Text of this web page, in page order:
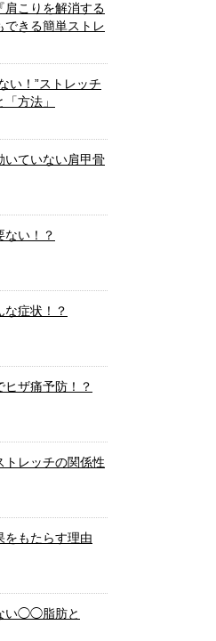
肩こりを解消する
できる簡単ストレ
い！”ストレッチ
方法」
いていない肩甲骨
ない！？
な症状！？
ヒザ痛予防！？
トレッチの関係性
をもたらす理由
い◯◯脂肪と